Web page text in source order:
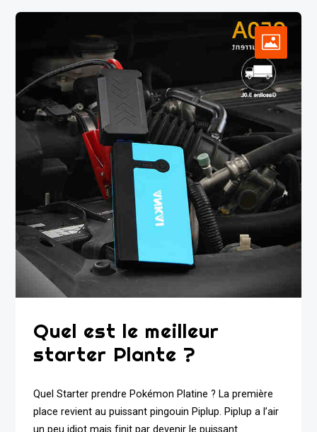
Quel est le meilleur
starter Plante ?
Quel Starter prendre Pokémon Platine ? La première
place revient au puissant pingouin Piplup. Piplup a l’air
un peu idiot mais finit par devenir le puissant